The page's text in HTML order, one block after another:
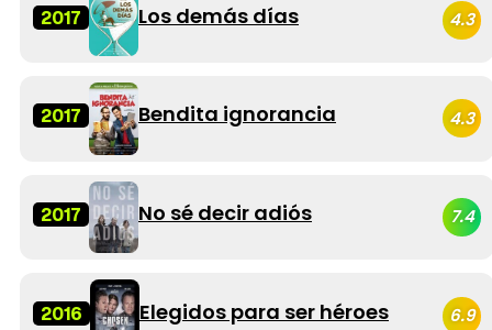
2017 Los demás días 4.3
2017 Bendita ignorancia 4.3
2017 No sé decir adiós 7.4
2016 Elegidos para ser héroes 6.9